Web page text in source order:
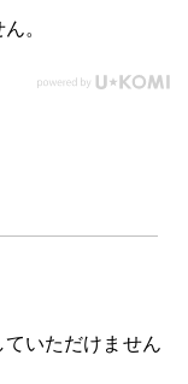
。
いただけません